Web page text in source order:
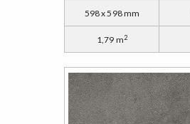
598 x 598 mm
1,79 m2